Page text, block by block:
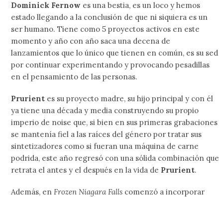
Dominick Fernow es una bestia, es un loco y hemos
estado llegando a la conclusión de que ni siquiera es un
ser humano. Tiene como 5 proyectos activos en este
momento y año con año saca una decena de
lanzamientos que lo único que tienen en común, es su sed
por continuar experimentando y provocando pesadillas
en el pensamiento de las personas.
Prurient es su proyecto madre, su hijo principal y con él
ya tiene una década y media construyendo su propio
imperio de noise que, si bien en sus primeras grabaciones
se mantenía fiel a las raíces del género por tratar sus
sintetizadores como si fueran una máquina de carne
podrida, este año regresó con una sólida combinación que
retrata el antes y el después en la vida de Prurient.
Además, enFrozen Niagara Falls comenzó a incorporar